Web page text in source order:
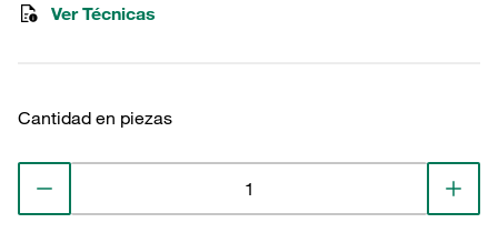
Ver Técnicas
Cantidad en piezas